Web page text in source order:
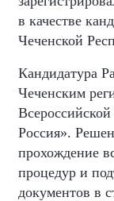
в качестве
Чеченской
Кандидатура
Чеченским
Россия».
прохождение
процедур и
документов в